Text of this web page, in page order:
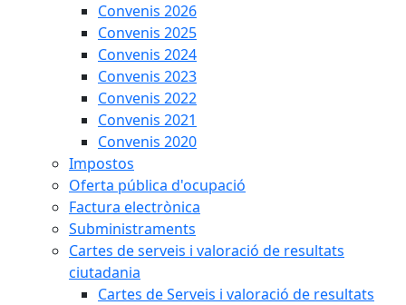
Convenis 2026
Convenis 2025
Convenis 2024
Convenis 2023
Convenis 2022
Convenis 2021
Convenis 2020
Impostos
Oferta pública d'ocupació
Factura electrònica
Subministraments
Cartes de serveis i valoració de resultats
ciutadania
Cartes de Serveis i valoració de resultats